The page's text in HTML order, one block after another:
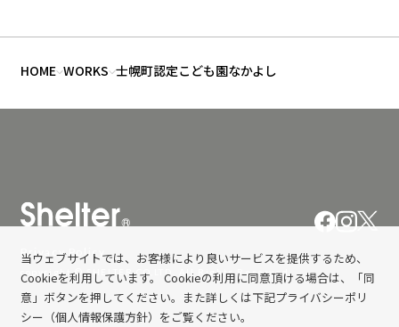
当ウェブサイトでは、お客様により良いサービスを提供するため、
Cookieを利用しています。 Cookieの利用に同意頂ける場合は、「同
意」ボタンを押してください。また詳しくは下記プライバシーポリ
シー（個人情報保護方針）をご覧ください。
HOME WORKS 士幌町認定こども園なかよし
Privacy Policy
copyright © SHELTER CO,LTD. All Rights Reserved.